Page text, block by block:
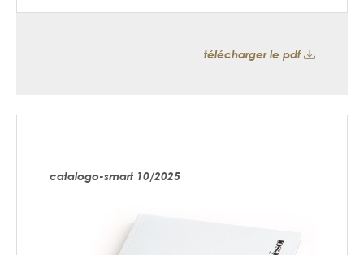
télécharger le pdf
catalogo-smart 10/2025